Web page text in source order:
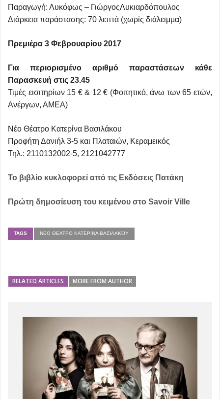
Παραγωγή: Λυκόφως – ΓιώργοςΛυκιαρδόπουλος
Διάρκεια παράστασης: 70 λεπτά (χωρίς διάλειμμα)
Πρεμιέρα 3 Φεβρουαρίου 2017
Για περιορισμένο αριθμό παραστάσεων κάθε
Παρασκευή στις 23.45
Τιμές εισιτηρίων 15 € & 12 € (Φοιτητικό, άνω των 65 ετών,
Ανέργων, ΑΜΕΑ)
Νέο Θέατρο Κατερίνα Βασιλάκου
Προφήτη Δανιήλ 3-5 και Πλαταιών, Κεραμεικός
Τηλ.: 2110132002-5, 2121042777
Το βιβλίο κυκλοφορεί από τις Εκδόσεις Πατάκη
Πρώτη δημοσίευση του κειμένου στο Savoir Ville
TAGS ΝΈΟ ΘΈΑΤΡΟ ΚΑΤΕΡΊΝΑ ΒΑΣΙΛΆΚΟΥ
RELATED ARTICLES MORE FROM AUTHOR